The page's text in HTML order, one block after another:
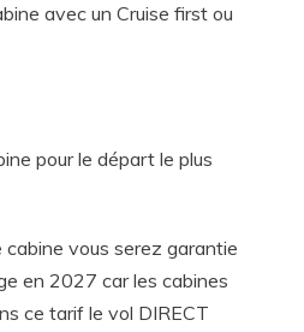
avec un Cruise first ou
pour le départ le plus
vous serez garantie
en 2027 car les cabines
ce tarif le vol DIRECT